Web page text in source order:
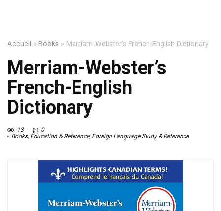
Accueil » Books » Merriam-Webster’s French-English Dictionary
Merriam-Webster’s
French-English
Dictionary
13
0
Books, Education & Reference, Foreign Language Study & Reference